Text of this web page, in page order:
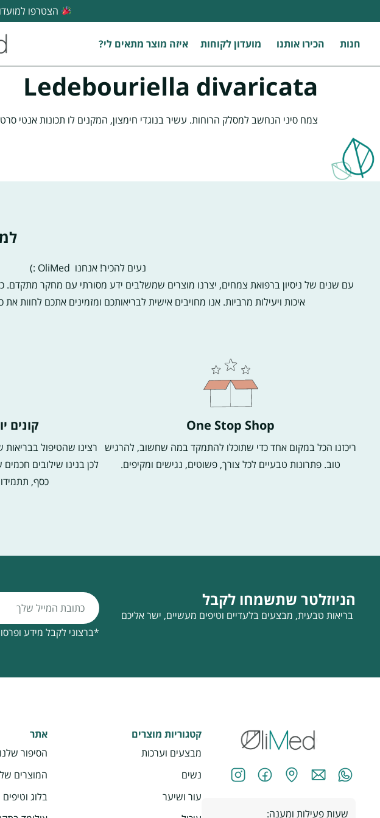
הצטרפו למועדון
חנות הכירו אותנו מועדון לקוחות איזה מוצר מתאים לי?
Ledebouriella divaricata
צמח סיני הנחשב למסלק הרוחות. עשיר בנוגדי חימצון, המקנים לו תכונות אנטי
נעים להכיר! אנחנו OliMed :)
עם שנים של ניסיון ברפואת צמחים, יצרנו מוצרים שמשלבים ידע מסורתי עם מחקר מתקדם.
איכות ויעילות מרביות. אנו מחויבים אישית לבריאותכם ומזמינים אתכם לחוות
One Stop Shop
ריכזנו הכל במקום אחד כדי שתוכלו להתמקד במה שחשוב, להרגיש
טוב. פתרונות טבעיים לכל צורך, פשוטים, נגישים ומקיפים.
קונים
רצינו שהטיפול
לכן בנינו שילובים
כסף,
הניוזלטר שתשמחו לקבל
בריאות טבעית, מבצעים בלעדיים וטיפים מעשיים, ישר אליכם
*ברצוני לקבל מידע
שעות פעילות ומענה:
קטגוריות מוצרים
מבצעים וערכות
נשים
עור ושיער
אתר
הסיפור שלנו
המוצרים
בלוג וטיפים